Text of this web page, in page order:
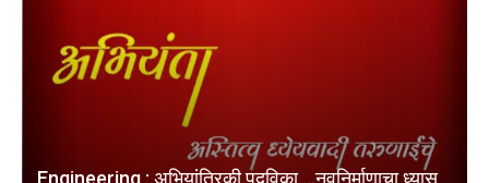
Engineering : अभियांत्रिकी पदविका….नवनिर्माणाचा ध्यास